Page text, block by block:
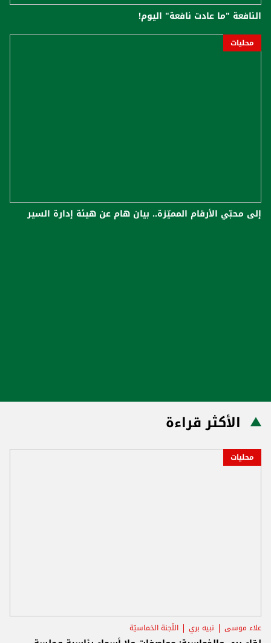
النافعة "ما عادت نافعة" اليوم!
محليات
إلى محبّي الأرقام المميّزة.. بيان هام عن هيئة إدارة السير
الأكثر قراءة
محليات
علاء موسى نبيه بري اللّجنة الخماسيّة